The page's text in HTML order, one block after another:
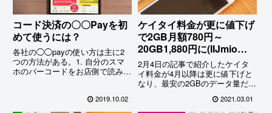
コード決済の〇〇Payを初
めて使うには？
各社の◯◯payの使い方は主に2
つの方法がある。1. 自分のスマ
ホのバーコードをお店側で読み取
払う。以下、それぞれの支払い方
法についてもう少し詳しく説明し
2019.10.02
ケイタイ料金が更に値下げ
で2GB月額780円～
20GB1,880円に(IIJmioの
シンプルで無駄の出ない新
料金体系)
2月4日の記事で紹介したケイタ
イ料金が4月以降は更に値下げと
なり、最安の2GBのデータ量だと
だ。我が家の場合は前回のプラン
2021.03.01